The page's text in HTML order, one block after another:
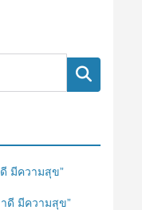
ค้นหา
มีความสุข”
ดี มีความสุข”